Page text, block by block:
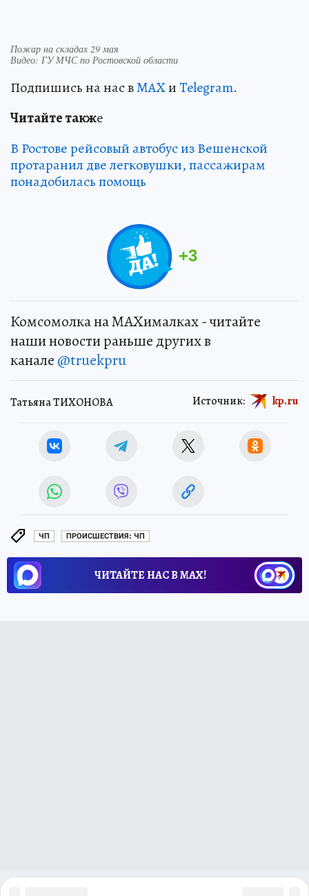
Пожар на складах 29 мая
Видео: ГУ МЧС по Ростовской области
Подпишись на нас вMAXиTelegram.
Читайтетакже
В Ростове рейсовый автобус из Вешенской
протаранил две легковушки, пассажирам
понадобилась помощь
+3
Комсомолка на MAXималках - читайте
наши новости раньше других в
канале @truekpru
Татьяна ТИХОНОВА Источник: kp.ru
ЧП ПРОИСШЕСТВИЯ: ЧП
ЧИТАЙТЕ НАС В МАХ!